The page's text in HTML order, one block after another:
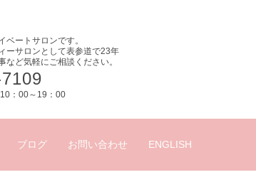
ベートサロンです。
ーサロンとして表参道で23年
など気軽にご相談ください。
：00～19：00
ブログ お問い合わせ ENGLISH